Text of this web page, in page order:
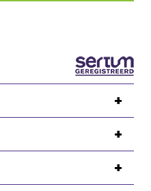
+
+
+